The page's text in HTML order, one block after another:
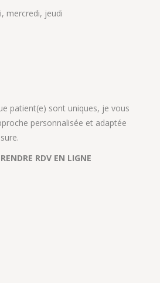
mercredi, jeudi
patient(e) sont uniques, je vous
personnalisée et adaptée
RDV EN LIGNE